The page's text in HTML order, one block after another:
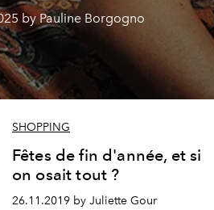
by Pauline Borgogno
SHOPPING
Fêtes de fin d'année, et si
on osait tout ?
26.11.2019 by Juliette Gour